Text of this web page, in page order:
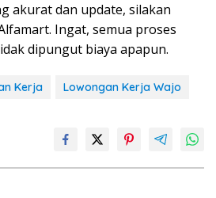
akurat dan update, silakan
Ingat, semua proses
dipungut biaya apapun.
Kerja Lowongan Kerja Wajo